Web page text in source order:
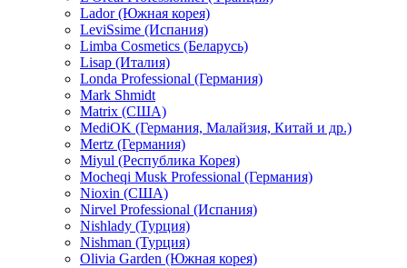
Lador (Южная корея)
LeviSsime (Испания)
Limba Cosmetics (Беларусь)
Lisap (Италия)
Londa Professional (Германия)
Mark Shmidt
Matrix (США)
MediOK (Германия, Малайзия, Китай и др.)
Mertz (Германия)
Miyul (Республика Корея)
Mocheqi Musk Professional (Германия)
Nioxin (США)
Nirvel Professional (Испания)
Nishlady (Турция)
Nishman (Турция)
Olivia Garden (Южная корея)